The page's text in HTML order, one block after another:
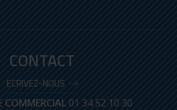
CONTACT
ECRIVEZ-NOUS
COMMERCIAL 01 34 52 10 30